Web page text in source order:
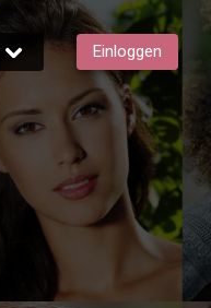
Einloggen